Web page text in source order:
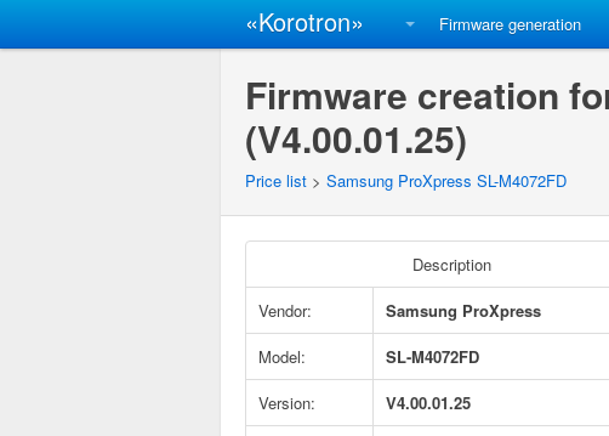
«Korotron» Firmware generation
Firmware creation
(V4.00.01.25)
Price list > Samsung ProXpress SL-M4072FD
Description
Vendor:
Samsung ProXpress
Model:
SL-M4072FD
Version:
V4.00.01.25